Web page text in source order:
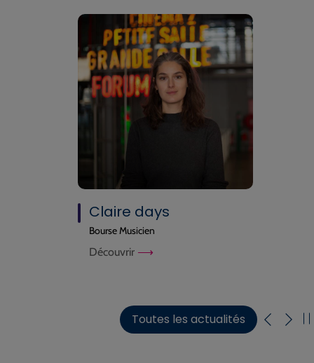
Claire days
Bourse Musicien
Découvrir
Toutes les actualités